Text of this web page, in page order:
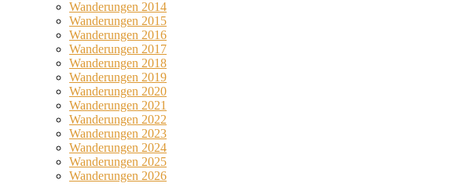
Wanderungen 2014
Wanderungen 2015
Wanderungen 2016
Wanderungen 2017
Wanderungen 2018
Wanderungen 2019
Wanderungen 2020
Wanderungen 2021
Wanderungen 2022
Wanderungen 2023
Wanderungen 2024
Wanderungen 2025
Wanderungen 2026